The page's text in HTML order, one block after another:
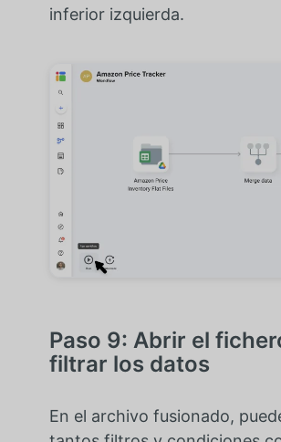
inferior izquierda.
Paso 9: Abrir el
filtrar los datos
En el archivo fusionado,